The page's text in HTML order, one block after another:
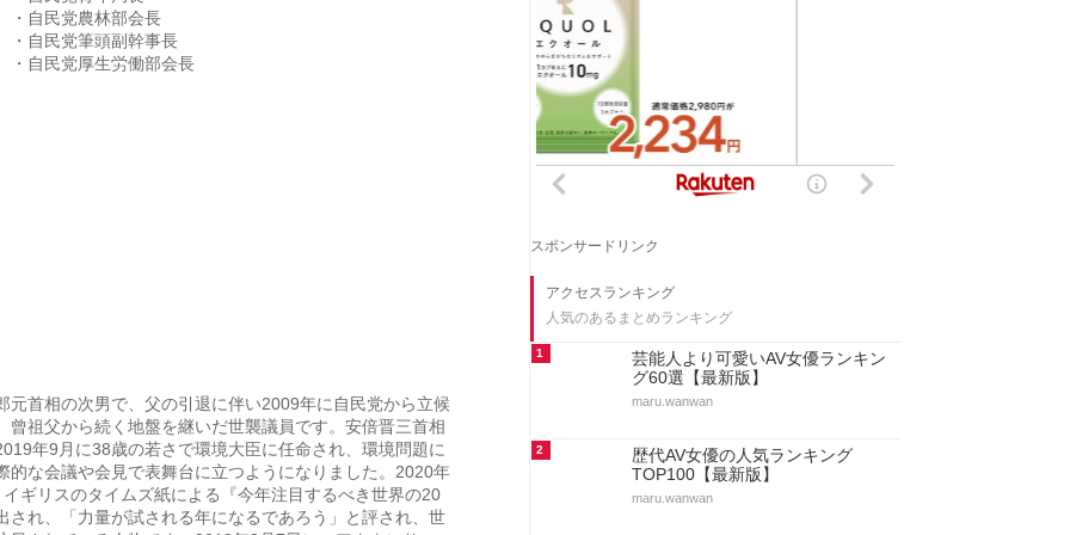
・自民党農林部会長
・自民党筆頭副幹事長
・自民党厚生労働部会長
元首相の次男で、父の引退に伴い2009年に自民党から立候
曾祖父から続く地盤を継いだ世襲議員です。安倍晋三首相
年9月に38歳の若さで環境大臣に任命され、環境問題に
的な会議や会見で表舞台に立つようになりました。2020年
ギリスのタイムズ紙による『今年注目するべき世界の20
され、「力量が試される年になるであろう」と評され、世
スポンサードリンク
アクセスランキング
人気のあるまとめランキング
1
芸能人より可愛いAV女優ランキン
グ60選【最新版】
maru.wanwan
2
歴代AV女優の人気ランキング
TOP100【最新版】
maru.wanwan